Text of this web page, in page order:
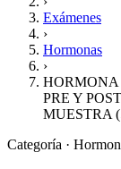
Exámenes
›
Hormonas
›
PRE Y
MUESTRA
Categoría ·